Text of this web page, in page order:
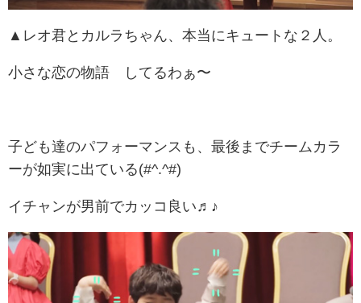
▲レオ君とカルラちゃん、本当にキュートな２人。
小さな恋の物語 してるわぁ〜
子ども達のパフォーマンスも、最後までチームカラ
ーが如実に出ている(#^.^#)
イチャンが男前でカッコ良い♬♪